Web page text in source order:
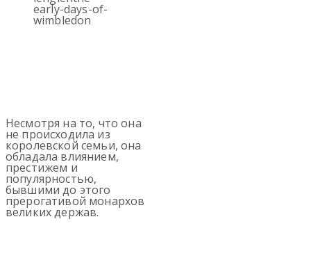
Несмотря на то, что она
не происходила из
королевской семьи, она
обладала влиянием,
престижем и
популярностью,
бывшими до этого
прерогативой монархов
великих держав.